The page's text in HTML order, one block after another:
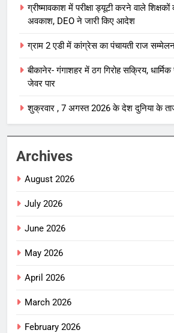
ग्रीष्मावकाश में परीक्षा ड्यूटी करने वाले शिक्षकों
अवकाश, DEO ने जारी किए आदेश
ग्राम 2 एडी में कांग्रेस का पंचायती राज
बीकानेर- गंगाशहर में ठग गिरोह सक्रिय,
जेवर पार
शुक्रवार , 7 अगस्त 2026 के देश दुनिया के
Archives
August 2026
July 2026
June 2026
May 2026
April 2026
March 2026
February 2026